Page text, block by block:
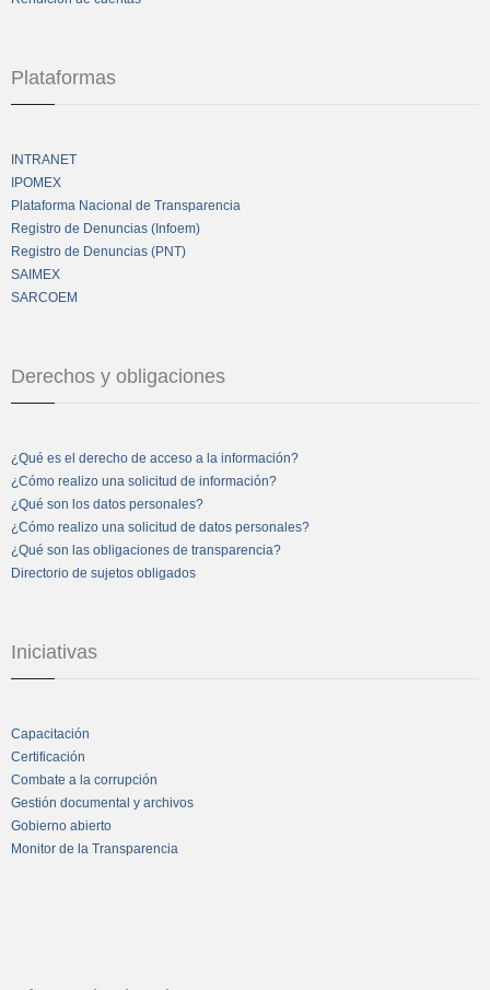
Plataformas
INTRANET
IPOMEX
Plataforma Nacional de Transparencia
Registro de Denuncias (Infoem)
Registro de Denuncias (PNT)
SAIMEX
SARCOEM
Derechos y obligaciones
¿Qué es el derecho de acceso a la información?
¿Cómo realizo una solicitud de información?
¿Qué son los datos personales?
¿Cómo realizo una solicitud de datos personales?
¿Qué son las obligaciones de transparencia?
Directorio de sujetos obligados
Iniciativas
Capacitación
Certificación
Combate a la corrupción
Gestión documental y archivos
Gobierno abierto
Monitor de la Transparencia